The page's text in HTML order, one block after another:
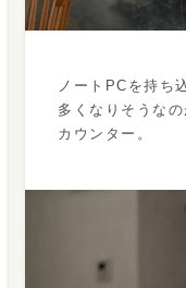
ノートPCを持ち
多くなりそうな
カウンター。